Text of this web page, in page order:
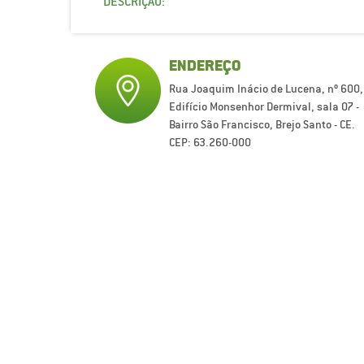
ENDEREÇO
Rua Joaquim Inácio de Lucena, nº 600,
Edifício Monsenhor Dermival, sala 07 -
Bairro São Francisco, Brejo Santo - CE.
CEP: 63.260-000